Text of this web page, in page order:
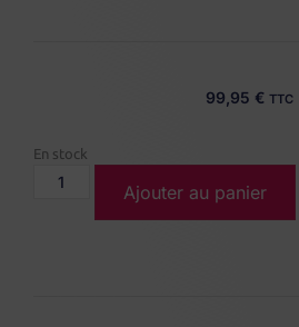
99,95 € TTC
En stock
Ajouter au panier